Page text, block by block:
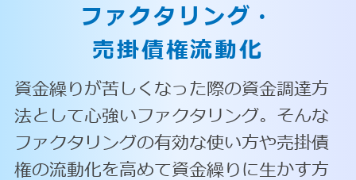
ファクタリング・
売掛債権流動化
資金繰りが苦しくなった際の資金調達方
法として心強いファクタリング。そんな
ファクタリングの有効な使い方や売掛債
権の流動化を高めて資金繰りに生かす方